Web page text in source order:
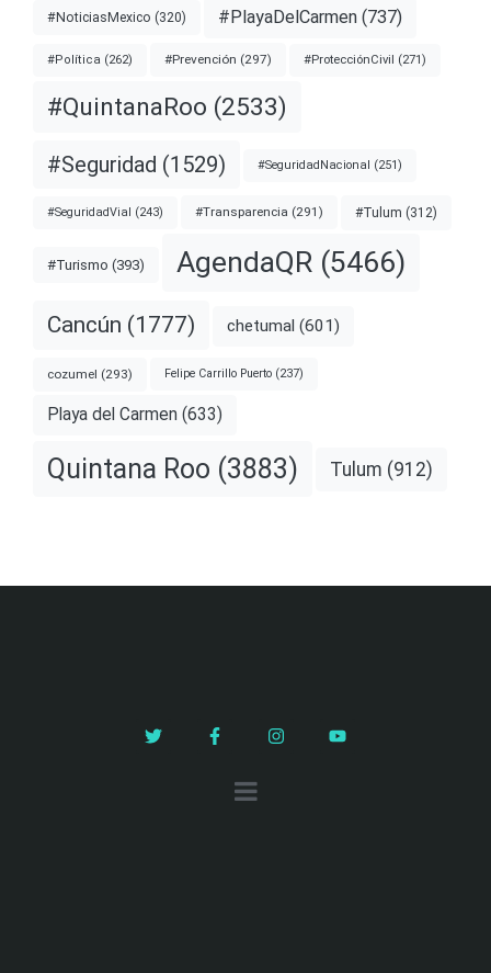
#NoticiasMexico (320) #PlayaDelCarmen (737)
#Política (262) #Prevención (297) #ProtecciónCivil (271)
#QuintanaRoo (2533)
#Seguridad (1529) #SeguridadNacional (251)
#SeguridadVial (243) #Transparencia (291) #Tulum (312)
#Turismo (393) AgendaQR (5466)
Cancún (1777) chetumal (601)
cozumel (293) Felipe Carrillo Puerto (237)
Playa del Carmen (633)
Quintana Roo (3883) Tulum (912)